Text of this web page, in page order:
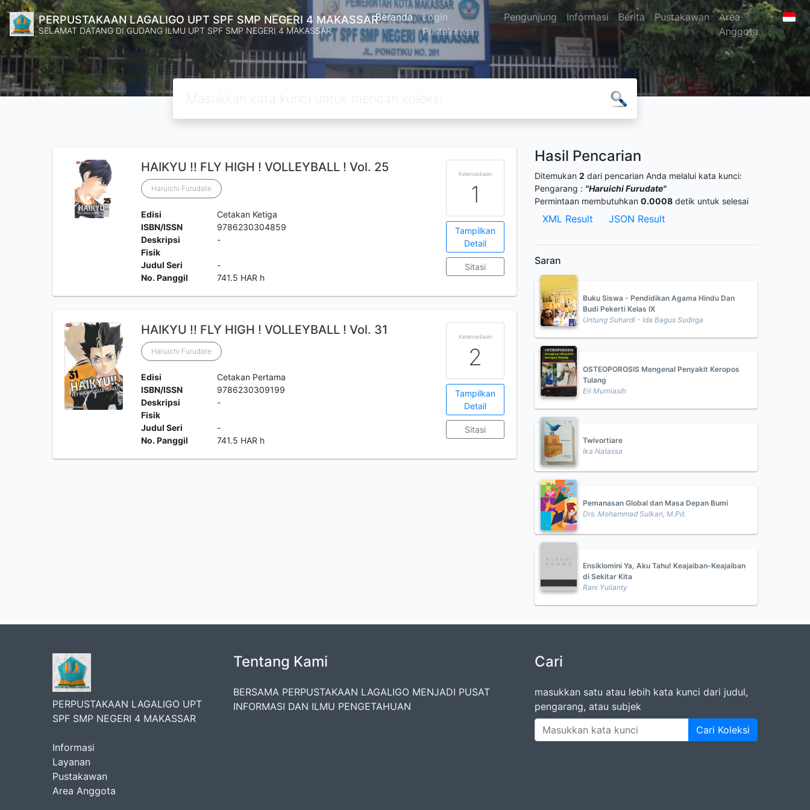
PERPUSTAKAAN LAGALIGO UPT SPF SMP NEGERI 4 MAKASSAR
SELAMAT DATANG DI GUDANG ILMU UPT SPF SMP NEGERI 4 MAKASSAR
Beranda
Login
Pustakawan
Pengunjung Informasi Berita Pustakawan
Area
Anggota
HAIKYU !! FLY HIGH ! VOLLEYBALL ! Vol. 25
Haruichi Furudate
Edisi
Cetakan Ketiga
ISBN/ISSN
9786230304859
Deskripsi
Fisik
-
Judul Seri
-
No. Panggil
741.5 HAR h
Ketersediaan
1
Tampilkan
Detail
Sitasi
HAIKYU !! FLY HIGH ! VOLLEYBALL ! Vol. 31
Haruichi Furudate
Edisi
Cetakan Pertama
ISBN/ISSN
9786230309199
Deskripsi
Fisik
-
Judul Seri
-
No. Panggil
741.5 HAR h
Ketersediaan
2
Tampilkan
Detail
Sitasi
Hasil Pencarian
Ditemukan 2 dari pencarian Anda melalui kata kunci:
Pengarang : "Haruichi Furudate"
Permintaan membutuhkan 0.0008 detik untuk selesai
XML Result JSON Result
Saran
Buku Siswa - Pendidikan Agama Hindu Dan
Budi Pekerti Kelas IX
Untung Suhardi - Ida Bagus Sudirga
OSTEOPOROSIS Mengenal Penyakit Keropos
Tulang
Eri Murniasih
Twivortiare
Ika Natassa
Pemanasan Global dan Masa Depan Bumi
Drs. Mohammad Sulkan, M.Pd.
Ensiklomini Ya, Aku Tahu! Keajaiban-Keajaiban
di Sekitar Kita
Rani Yulianty
PERPUSTAKAAN LAGALIGO UPT
SPF SMP NEGERI 4 MAKASSAR
Informasi
Layanan
Pustakawan
Area Anggota
Tentang Kami
BERSAMA PERPUSTAKAAN LAGALIGO MENJADI PUSAT
INFORMASI DAN ILMU PENGETAHUAN
Cari
masukkan satu atau lebih kata kunci dari judul,
pengarang, atau subjek
Cari Koleksi